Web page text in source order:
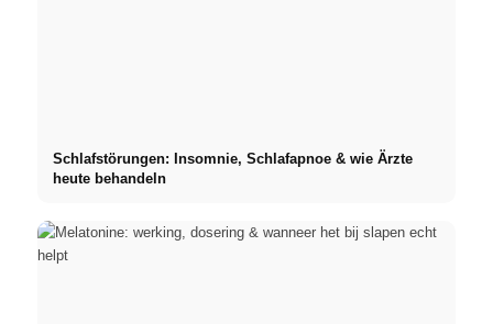
Schlafstörungen: Insomnie, Schlafapnoe & wie Ärzte
heute behandeln